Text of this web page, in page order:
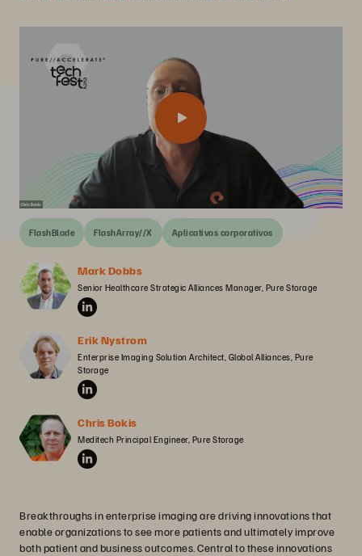
FlashBlade FlashArray//X Aplicativos corporativos
Mark Dobbs
Senior Healthcare Strategic Alliances Manager, Pure Storage
Erik Nystrom
Enterprise Imaging Solution Architect, Global Alliances, Pure
Storage
Chris Bokis
Meditech Principal Engineer, Pure Storage
Breakthroughs in enterprise imaging are driving innovations that
enable organizations to see more patients and ultimately improve
both patient and business outcomes. Central to these innovations